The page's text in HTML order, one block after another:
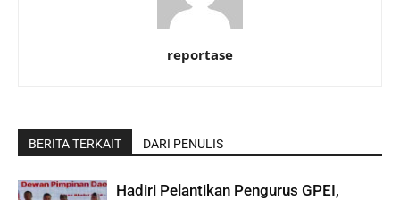
reportase
BERITA TERKAIT DARI PENULIS
Hadiri Pelantikan Pengurus GPEI,